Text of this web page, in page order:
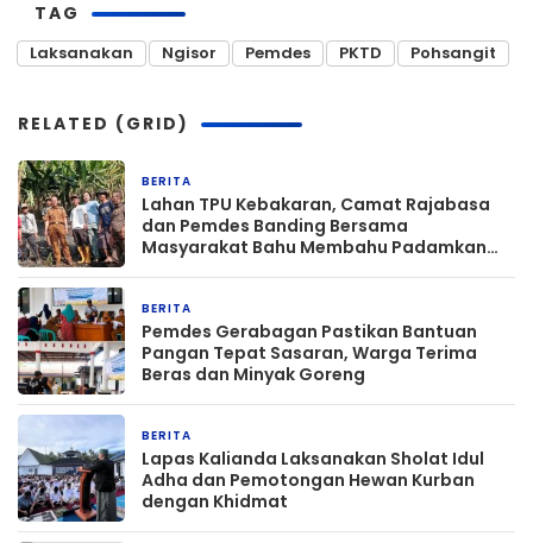
TAG
Laksanakan Ngisor Pemdes PKTD Pohsangit
RELATED (GRID)
BERITA
Lahan TPU Kebakaran, Camat Rajabasa
dan Pemdes Banding Bersama
Masyarakat Bahu Membahu Padamkan
BERITA
Pemdes Gerabagan Pastikan Bantuan
Pangan Tepat Sasaran, Warga Terima
Beras dan Minyak Goreng
BERITA
Lapas Kalianda Laksanakan Sholat Idul
Adha dan Pemotongan Hewan Kurban
dengan Khidmat